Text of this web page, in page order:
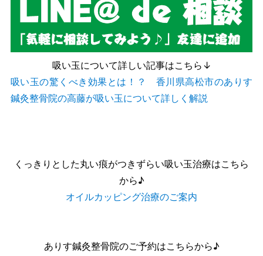
吸い玉について詳しい記事はこちら↓
吸い玉の驚くべき効果とは！？ 香川県高松市のありす
鍼灸整骨院の高藤が吸い玉について詳しく解説
くっきりとした丸い痕がつきずらい吸い玉治療はこちら
から♪
オイルカッピング治療のご案内
ありす鍼灸整骨院のご予約はこちらから♪